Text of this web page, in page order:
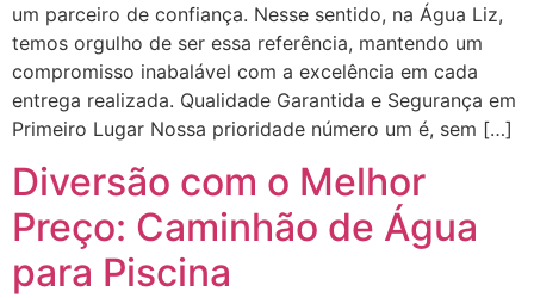
um parceiro de confiança. Nesse sentido, na Água Liz,
temos orgulho de ser essa referência, mantendo um
compromisso inabalável com a excelência em cada
entrega realizada. Qualidade Garantida e Segurança em
Primeiro Lugar Nossa prioridade número um é, sem […]
Diversão com o Melhor
Preço: Caminhão de Água
para Piscina